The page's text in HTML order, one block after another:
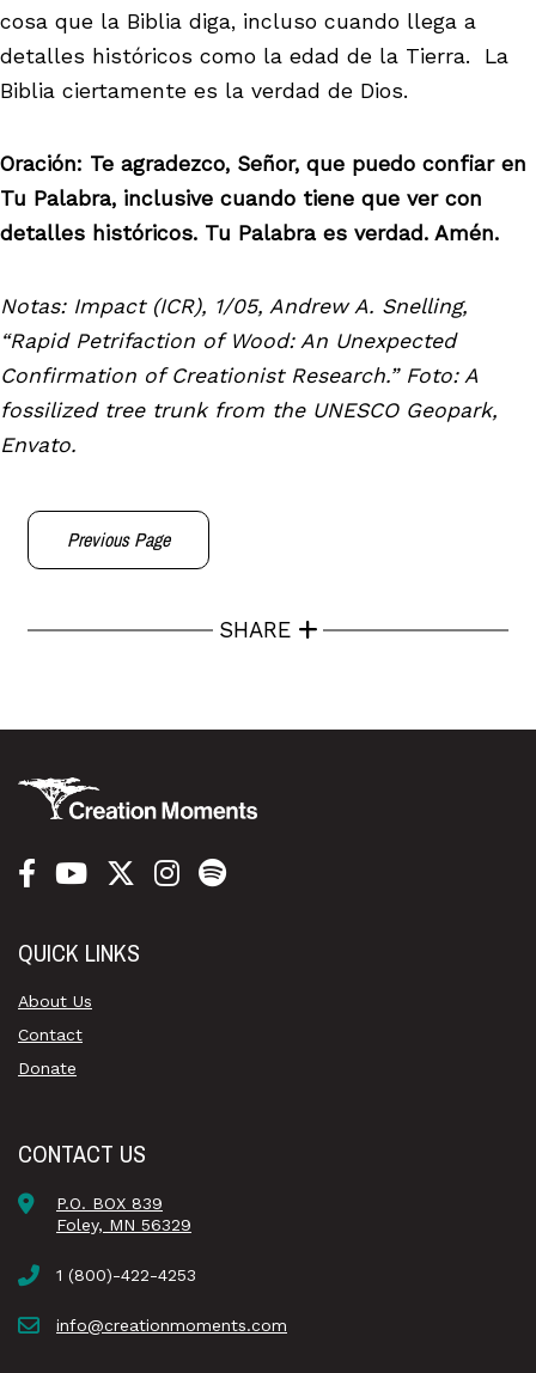
cosa que la Biblia diga, incluso cuando llega a
detalles históricos como la edad de la Tierra. La
Biblia ciertamente es la verdad de Dios.
Oración: Te agradezco, Señor, que puedo confiar en
Tu Palabra, inclusive cuando tiene que ver con
detalles históricos. Tu Palabra es verdad. Amén.
Notas: Impact (ICR), 1/05, Andrew A. Snelling,
“Rapid Petrifaction of Wood: An Unexpected
Confirmation of Creationist Research.” Foto: A
fossilized tree trunk from the UNESCO Geopark,
Envato.
Previous Page
SHARE
QUICK LINKS
About Us
Contact
Donate
CONTACT US
P.O. BOX 839
Foley, MN 56329
1 (800)-422-4253
info@creationmoments.com